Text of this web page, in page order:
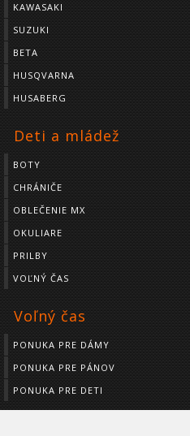
KAWASAKI
SUZUKI
BETA
HUSQVARNA
HUSABERG
Deti a mládež
BOTY
CHRÁNIČE
OBLEČENIE MX
OKULIARE
PRILBY
VOĽNÝ ČAS
Voľný čas
PONUKA PRE DÁMY
PONUKA PRE PÁNOV
PONUKA PRE DETI